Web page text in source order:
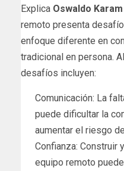
Explica Oswaldo
remoto presenta
enfoque diferente en
tradicional en persona.
desafíos incluyen:
Comunicación: La
puede dificultar la
aumentar el riesgo
Confianza: Construir
equipo remoto